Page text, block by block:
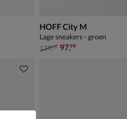
HOFF City M
Lage sneakers - groen
van € 139,99 voor € 97,99
139,99 97,99